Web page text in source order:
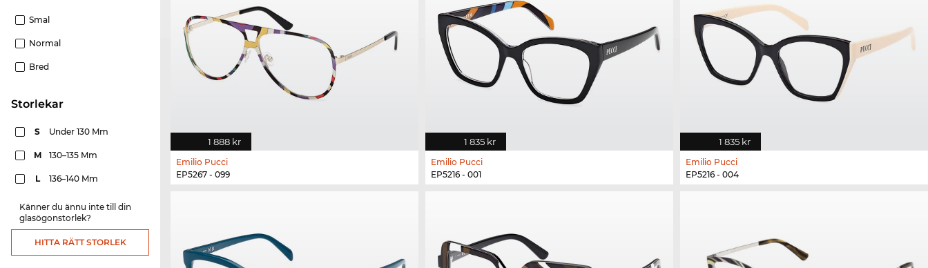
Smal
Normal
Bred
Storlekar
S Under 130 Mm
M 130–135 Mm
L 136–140 Mm
Känner du ännu inte till din
glasögonstorlek?
HITTA RÄTT STORLEK
1 888 kr
Emilio Pucci
EP5267 - 099
1 835 kr
Emilio Pucci
EP5216 - 001
1 835 kr
Emilio Pucci
EP5216 - 004